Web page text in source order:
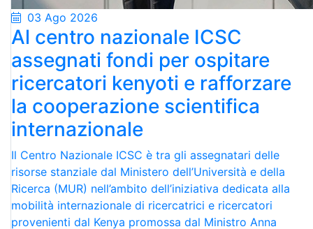
03 Ago 2026
Al centro nazionale ICSC
assegnati fondi per ospitare
ricercatori kenyoti e rafforzare
la cooperazione scientifica
internazionale
Il Centro Nazionale ICSC è tra gli assegnatari delle
risorse stanziale dal Ministero dell’Università e della
Ricerca (MUR) nell’ambito dell’iniziativa dedicata alla
mobilità internazionale di ricercatrici e ricercatori
provenienti dal Kenya promossa dal Ministro Anna